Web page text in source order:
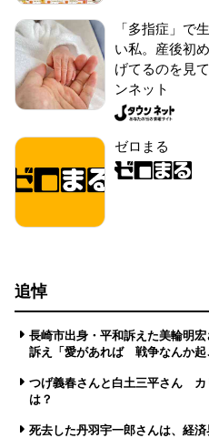
「多指症」で
い私。産後初
げてるのを見
ンネット
ゼロまる
追悼
長崎市出身・平和訴えた美輪明
訴え「愛があれば 戦争なんか起
つげ義春さんと白土三平さん カ
は？
死去した丹羽宇一郎さんは、経